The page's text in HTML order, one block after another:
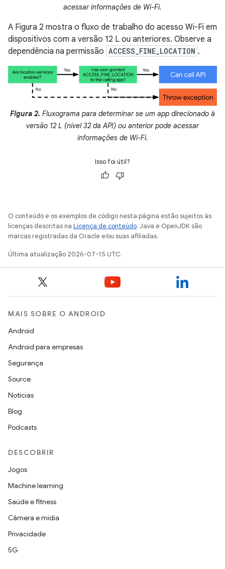
acessar informações de Wi-Fi.
A Figura 2 mostra o fluxo de trabalho do acesso Wi-Fi em
dispositivos com a versão 12 L ou anteriores. Observe a
dependência na permissão ACCESS_FINE_LOCATION .
Figura 2. Fluxograma para determinar se um app direcionado à
versão 12 L (nível 32 da API) ou anterior pode acessar
informações de Wi-Fi.
Isso foi útil?
O conteúdo e os exemplos de código nesta página estão sujeitos às
licenças descritas na Licença de conteúdo. Java e OpenJDK são
marcas registradas da Oracle e/ou suas afiliadas.
Última atualização 2026-07-15 UTC.
MAIS SOBRE O ANDROID
Android
Android para empresas
Segurança
Source
Notícias
Blog
Podcasts
DESCOBRIR
Jogos
Machine learning
Saúde e fitness
Câmera e mídia
Privacidade
5G